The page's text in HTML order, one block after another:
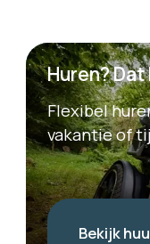
Huren?
Flexibel
vakantie of
Bekijk